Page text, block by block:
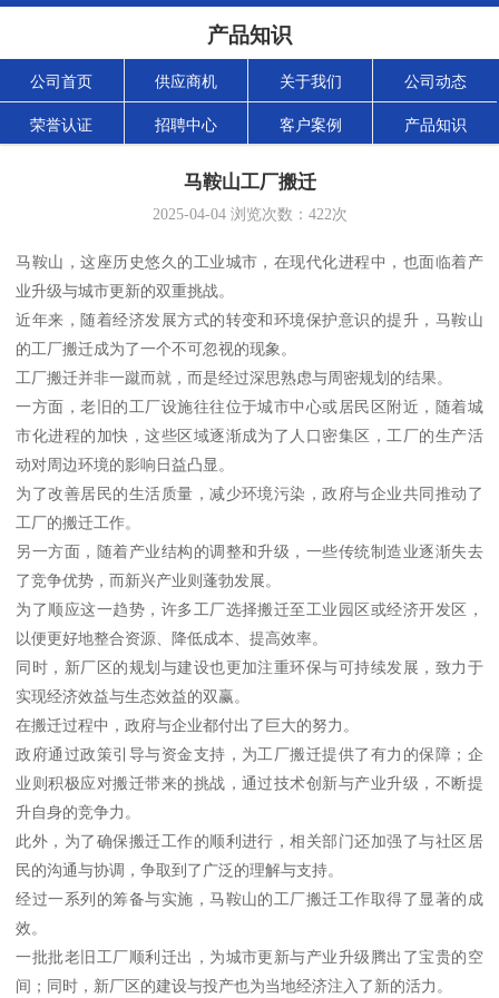
产品知识
公司首页 供应商机 关于我们 公司动态
荣誉认证 招聘中心 客户案例 产品知识
马鞍山工厂搬迁
2025-04-04浏览次数： 422次
马鞍山，这座历史悠久的工业城市，在现代化进程中，也面临着产
业升级与城市更新的双重挑战。
近年来，随着经济发展方式的转变和环境保护意识的提升，马鞍山
的工厂搬迁成为了一个不可忽视的现象。
工厂搬迁并非一蹴而就，而是经过深思熟虑与周密规划的结果。
一方面，老旧的工厂设施往往位于城市中心或居民区附近，随着城
市化进程的加快，这些区域逐渐成为了人口密集区，工厂的生产活
动对周边环境的影响日益凸显。
为了改善居民的生活质量，减少环境污染，政府与企业共同推动了
工厂的搬迁工作。
另一方面，随着产业结构的调整和升级，一些传统制造业逐渐失去
了竞争优势，而新兴产业则蓬勃发展。
为了顺应这一趋势，许多工厂选择搬迁至工业园区或经济开发区，
以便更好地整合资源、降低成本、提高效率。
同时，新厂区的规划与建设也更加注重环保与可持续发展，致力于
实现经济效益与生态效益的双赢。
在搬迁过程中，政府与企业都付出了巨大的努力。
政府通过政策引导与资金支持，为工厂搬迁提供了有力的保障；企
业则积极应对搬迁带来的挑战，通过技术创新与产业升级，不断提
升自身的竞争力。
此外，为了确保搬迁工作的顺利进行，相关部门还加强了与社区居
民的沟通与协调，争取到了广泛的理解与支持。
经过一系列的筹备与实施，马鞍山的工厂搬迁工作取得了显著的成
效。
一批批老旧工厂顺利迁出，为城市更新与产业升级腾出了宝贵的空
间；同时，新厂区的建设与投产也为当地经济注入了新的活力。